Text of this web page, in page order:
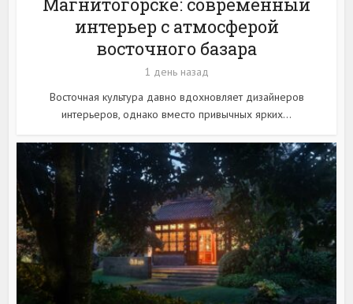
интерьер с атмосферой
восточного базара
1 день назад
Восточная культура давно вдохновляет дизайнеров
интерьеров, однако вместо привычных ярких...